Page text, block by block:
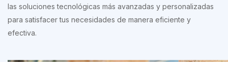
las soluciones tecnológicas más avanzadas y personalizadas
para satisfacer tus necesidades de manera eficiente y
efectiva.